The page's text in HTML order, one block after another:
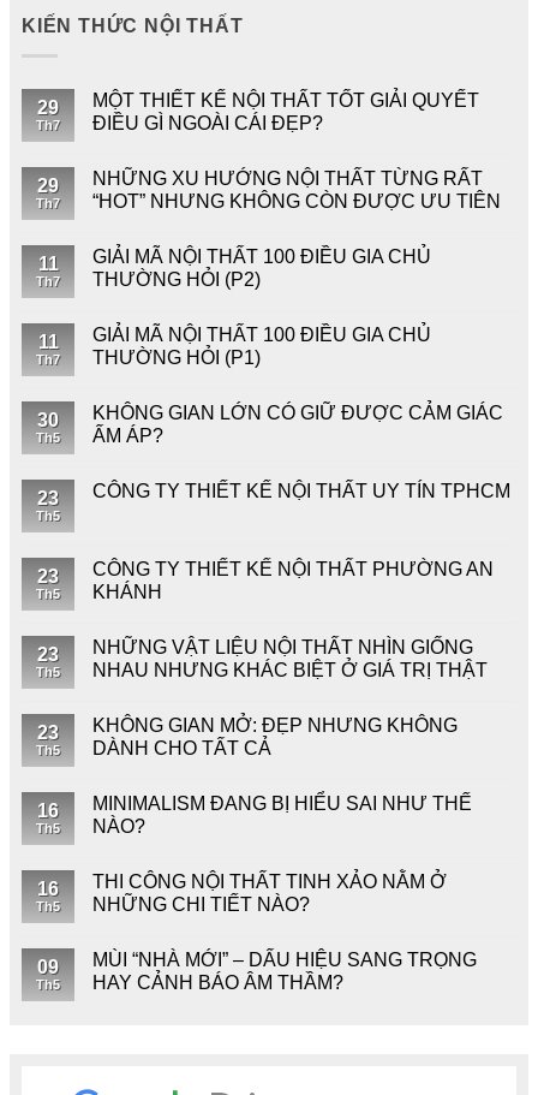
KIẾN THỨC NỘI THẤT
29
Th7
MỘT THIẾT KẾ NỘI THẤT TỐT GIẢI QUYẾT
ĐIỀU GÌ NGOÀI CÁI ĐẸP?
29
Th7
NHỮNG XU HƯỚNG NỘI THẤT TỪNG RẤT
“HOT” NHƯNG KHÔNG CÒN ĐƯỢC ƯU TIÊN
11
Th7
GIẢI MÃ NỘI THẤT 100 ĐIỀU GIA CHỦ
THƯỜNG HỎI (P2)
11
Th7
GIẢI MÃ NỘI THẤT 100 ĐIỀU GIA CHỦ
THƯỜNG HỎI (P1)
30
Th5
KHÔNG GIAN LỚN CÓ GIỮ ĐƯỢC CẢM GIÁC
ẤM ÁP?
23
Th5
CÔNG TY THIẾT KẾ NỘI THẤT UY TÍN TPHCM
23
Th5
CÔNG TY THIẾT KẾ NỘI THẤT PHƯỜNG AN
KHÁNH
23
Th5
NHỮNG VẬT LIỆU NỘI THẤT NHÌN GIỐNG
NHAU NHƯNG KHÁC BIỆT Ở GIÁ TRỊ THẬT
23
Th5
KHÔNG GIAN MỞ: ĐẸP NHƯNG KHÔNG
DÀNH CHO TẤT CẢ
16
Th5
MINIMALISM ĐANG BỊ HIỂU SAI NHƯ THẾ
NÀO?
16
Th5
THI CÔNG NỘI THẤT TINH XẢO NẰM Ở
NHỮNG CHI TIẾT NÀO?
09
Th5
MÙI “NHÀ MỚI” – DẤU HIỆU SANG TRỌNG
HAY CẢNH BÁO ÂM THẦM?